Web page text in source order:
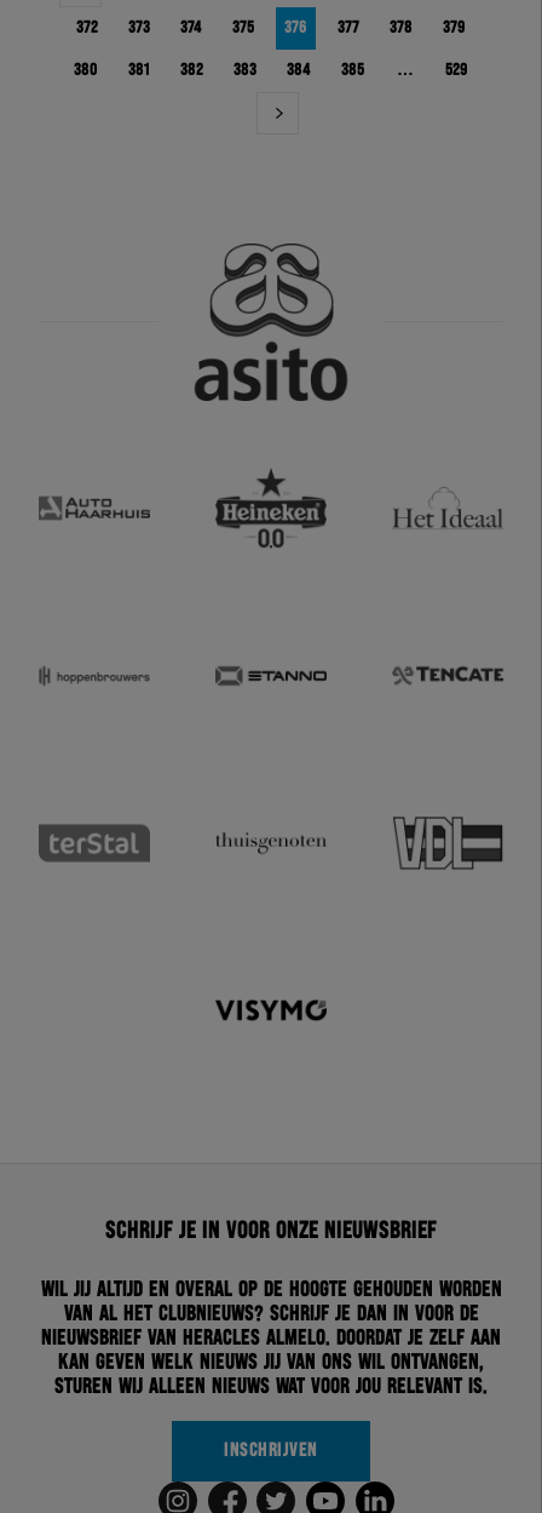
372 373 374 375 376 377 378 379
380 381 382 383 384 385 … 529
Schrijf je in voor onze nieuwsbrief
Wil jij altijd en overal op de hoogte gehouden worden
van al het clubnieuws? Schrijf je dan in voor de
nieuwsbrief van Heracles Almelo. Doordat je zelf aan
kan geven welk nieuws jij van ons wil ontvangen,
sturen wij alleen nieuws wat voor jou relevant is.
INSCHRIJVEN